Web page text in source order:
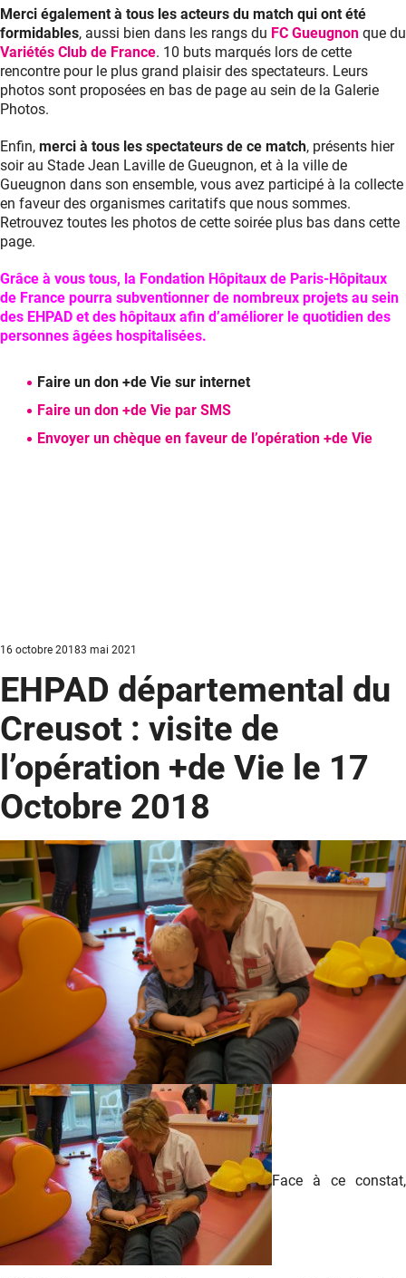
+de
Vie
Merci également à tous les acteurs du match qui ont été
formidables, aussi bien dans les rangs du FC Gueugnon que du
Variétés Club de France. 10 buts marqués lors de cette
rencontre pour le plus grand plaisir des spectateurs. Leurs
photos sont proposées en bas de page au sein de la Galerie
Photos.
Enfin, merci à tous les spectateurs de ce match, présents hier
soir au Stade Jean Laville de Gueugnon, et à la ville de
Gueugnon dans son ensemble, vous avez participé à la collecte
en faveur des organismes caritatifs que nous sommes.
Retrouvez toutes les photos de cette soirée plus bas dans cette
page.
Grâce à vous tous, la Fondation Hôpitaux de Paris-Hôpitaux
de France pourra subventionner de nombreux projets au sein
des EHPAD et des hôpitaux afin d’améliorer le quotidien des
personnes âgées hospitalisées.
Faire un don +de Vie sur internet
Faire un don +de Vie par SMS
Envoyer un chèque en faveur de l’opération +de Vie
Posted
16 octobre 20183 mai 2021
EHPAD départemental du
Creusot : visite de
l’opération +de Vie le 17
Octobre 2018
Face à ce constat,